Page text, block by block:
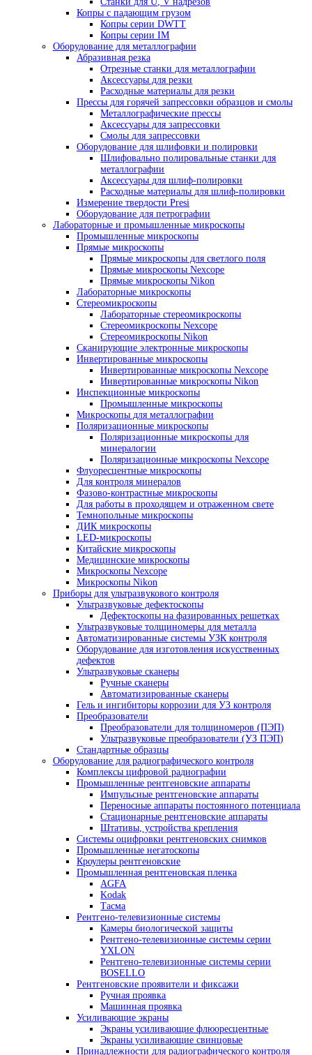
Настольные испытательные машины
Разрывные машины
Разрывные машины для металла
Универсальные испытательные машины
Электромеханические испытательные
Сервогидравлические машины
Маятниковые копры
Копры по методу изода
Маятниковый копер по шарпи
Станки для U, V надрезов
Копры с падающим грузом
Копры серии DWTT
Копры серии IM
Оборудование для металлографии
Абразивная резка
Отрезные станки для металлографии
Аксессуары для резки
Расходные материалы для резки
Прессы для горячей запрессовки образцов и
Металлографические прессы
Аксессуары для запрессовки
Смолы для запрессовки
Оборудование для шлифовки и полировки
Шлифовально полировальные станки
металлографии
Аксессуары для шлиф-полировки
Расходные материалы для шлиф-
Измерение твердости Presi
Оборудование для петрографии
Лабораторные и промышленные микроскопы
Промышленные микроскопы
Прямые микроскопы
Прямые микроскопы для светлого поля
Прямые микроскопы Nexcope
Прямые микроскопы Nikon
Лабораторные микроскопы
Стереомикроскопы
Лабораторные стереомикроскопы
Стереомикроскопы Nexcope
Стереомикроскопы Nikon
Сканирующие электронные микроскопы
Инвертированные микроскопы
Инвертированные микроскопы Nexcope
Инвертированные микроскопы Nikon
Инспекционные микроскопы
Промышленные микроскопы
Микроскопы для металлографии
Поляризационные микроскопы
Поляризационные микроскопы для
минералогии
Поляризационные микроскопы
Флуоресцентные микроскопы
Для контроля минералов
Фазово-контрастные микроскопы
Для работы в проходящем и отраженном
Темнопольные микроскопы
ДИК микроскопы
LED-микроскопы
Китайские микроскопы
Медицинские микроскопы
Микроскопы Nexcope
Микроскопы Nikon
Приборы для ультразвукового контроля
Ультразвуковые дефектоскопы
Дефектоскопы на фазированных
Ультразвуковые толщиномеры для металла
Автоматизированные системы УЗК контроля
Оборудование для изготовления
дефектов
Ультразвуковые сканеры
Ручные сканеры
Автоматизированные сканеры
Гель и ингибиторы коррозии для УЗ
Преобразователи
Преобразователи для толщиномеров
Ультразвуковые преобразователи (УЗ
Стандартные образцы
Оборудование для радиографического контроля
Комплексы цифровой радиографии
Промышленные рентгеновские аппараты
Импульсные рентгеновские аппараты